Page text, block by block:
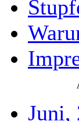
Juni,